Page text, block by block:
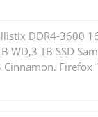
DDR4-3600
WD,3 TB SSD
Cinnamon.